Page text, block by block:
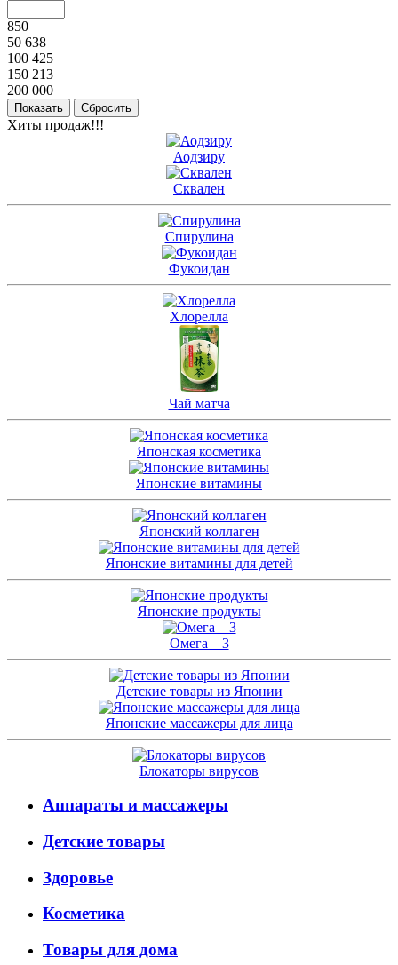
850
50 638
100 425
150 213
200 000
Хиты продаж!!!
Аодзиру
Сквален
Спирулина
Фукоидан
Хлорелла
Чай матча
Японская косметика
Японские витамины
Японский коллаген
Японские витамины для детей
Японские продукты
Омега – 3
Детские товары из Японии
Японские массажеры для лица
Блокаторы вирусов
Аппараты и массажеры
Детские товары
Здоровье
Косметика
Товары для дома